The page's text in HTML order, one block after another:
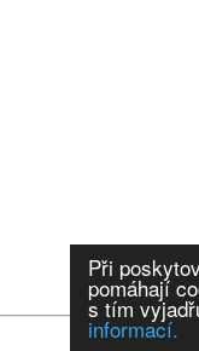
Při
pomáhají
s tím
informací.